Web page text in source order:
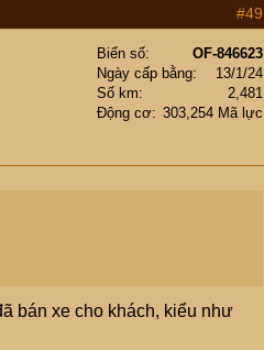
#49
Biển số
OF-846623
Ngày cấp bằng
13/1/24
Số km
2,481
Động cơ
303,254 Mã lực
bán xe cho khách, kiểu như